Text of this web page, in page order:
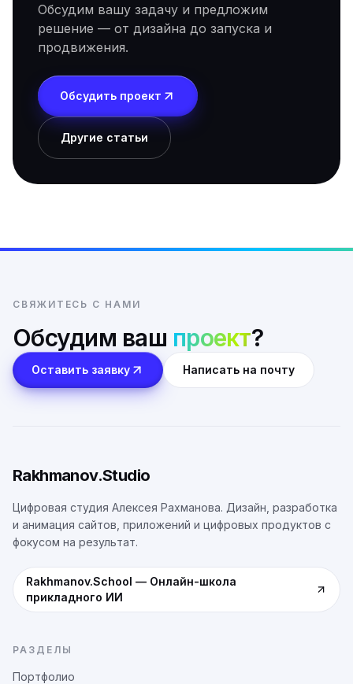
Обсудим вашу задачу и предложим
решение — от дизайна до запуска и
продвижения.
Обсудить проект
Другие статьи
СВЯЖИТЕСЬ С НАМИ
Обсудим ваш проект?
Оставить заявку Написать на почту
Rakhmanov.Studio
Цифровая студия Алексея Рахманова. Дизайн, разработка
и анимация сайтов, приложений и цифровых продуктов с
фокусом на результат.
Rakhmanov.School — Онлайн-школа
прикладного ИИ
РАЗДЕЛЫ
Портфолио